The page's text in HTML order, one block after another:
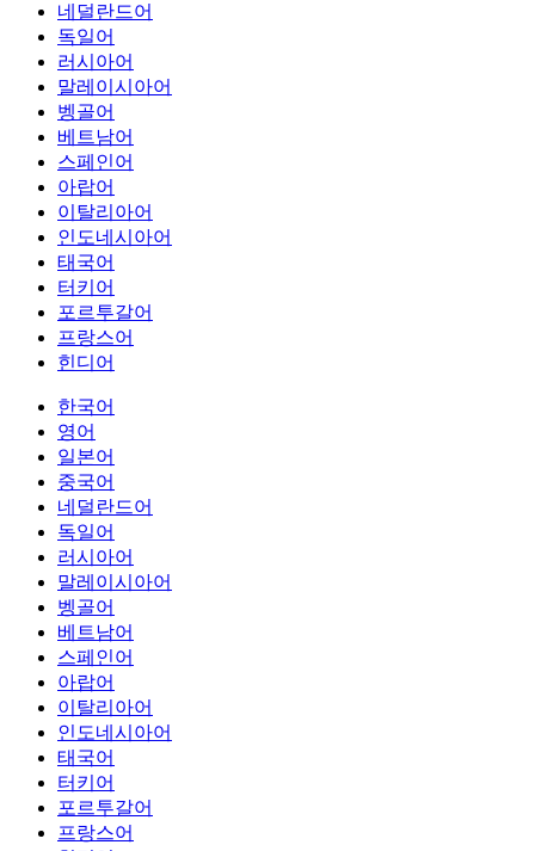
네덜란드어
독일어
러시아어
말레이시아어
벵골어
베트남어
스페인어
아랍어
이탈리아어
인도네시아어
태국어
터키어
포르투갈어
프랑스어
힌디어
한국어
영어
일본어
중국어
네덜란드어
독일어
러시아어
말레이시아어
벵골어
베트남어
스페인어
아랍어
이탈리아어
인도네시아어
태국어
터키어
포르투갈어
프랑스어